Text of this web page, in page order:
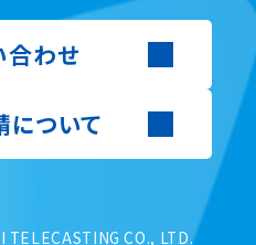
合わせ
について
CO., LTD.